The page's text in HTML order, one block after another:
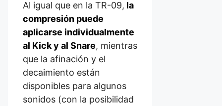
Al igual que en la TR-09, la
compresión puede
aplicarse individualmente
al Kick y al Snare, mientras
que la afinación y el
decaimiento están
disponibles para algunos
sonidos (con la posibilidad